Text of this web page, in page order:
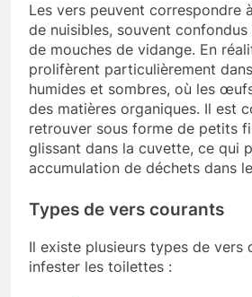
Les vers peuvent correspondre
de nuisibles, souvent
de mouches de vidange. En
prolifèrent particulièrement
humides et sombres, où les
des matières organiques. Il est
retrouver sous forme de petits
glissant dans la cuvette, ce qui
accumulation de déchets dans
Types de vers courants
Il existe plusieurs types de vers
infester les toilettes :